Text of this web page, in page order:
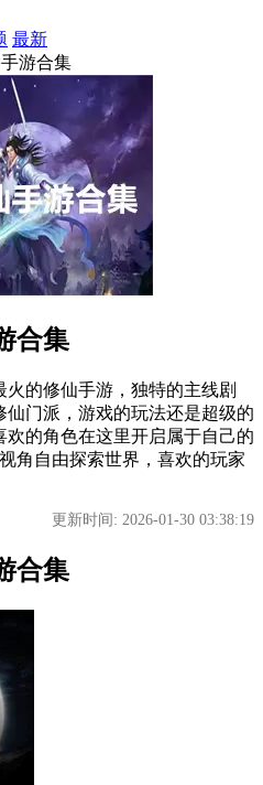
最新
游合集
合集
的修仙手游，独特的主线剧
门派，游戏的玩法还是超级的
的角色在这里开启属于自己的
角自由探索世界，喜欢的玩家
更新时间: 2026-01-30 03:38:19
合集